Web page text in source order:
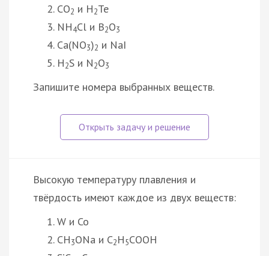
CO2 и H2Te
NH4Cl и B2O3
Са(NО3)2 и NaI
H2S и N2O3
Запишите номера выбранных веществ.
Высокую температуру плавления и
твёрдость имеют каждое из двух веществ:
W и Co
СH3ONa и C2Н5COOH